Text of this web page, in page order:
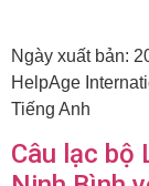
Ngày xuất bản:
HelpAge
Tiếng Anh
Câu lạc bộ